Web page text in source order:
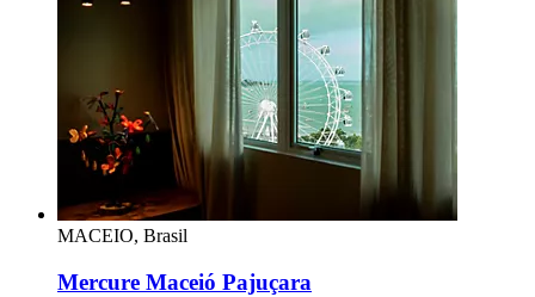
MACEIO, Brasil
Mercure Maceió Pajuçara